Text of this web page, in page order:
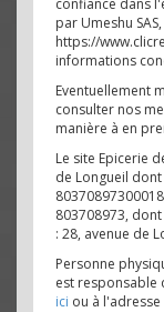
confiance dans
par Umeshu
https://
informations
Eventuellement
consulter nos
manière à en
Le site Epicerie
de Longueil
803708973,
: 28, avenue de
Personne
est responsable
ici ou à l'adresse